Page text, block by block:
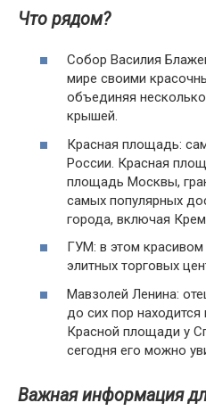
Что рядом?
Собор Василия
мире своими
объединяя
крышей.
Красная площадь:
России. Красная
площадь Москвы,
самых популярных
города, включая
ГУМ: в этом красивом
элитных торговых
Мавзолей Ленина:
до сих пор
Красной площади у
сегодня его можно
Важная информация